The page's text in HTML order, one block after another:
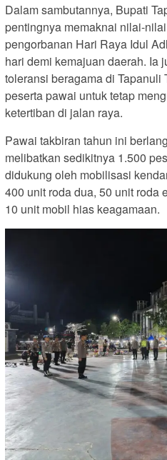
Dalam sambutannya, Bupati
pentingnya memaknai nilai-
pengorbanan Hari Raya Idul
hari demi kemajuan daerah. Ia
toleransi beragama di Tapanuli
peserta pawai untuk tetap
ketertiban di jalan raya.
Pawai takbiran tahun ini
melibatkan sedikitnya 1.500
didukung oleh mobilisasi
400 unit roda dua, 50 unit roda
10 unit mobil hias keagamaan.